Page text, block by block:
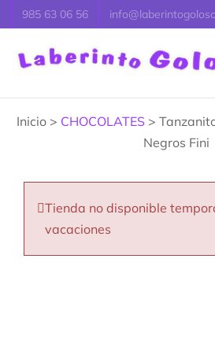
Saltar
al
contenido
985 63 06 56
Inicio > CHOCOLATES>
Negros Fini
Tienda no disponible
vacaciones